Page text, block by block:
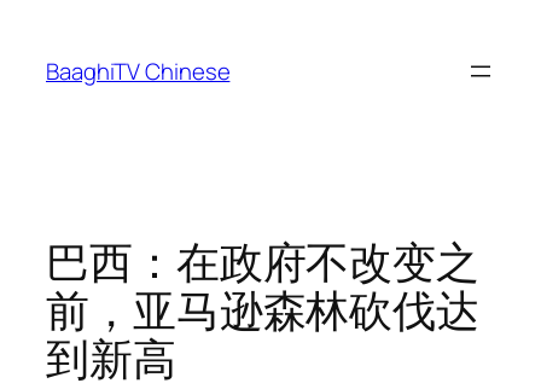
content
BaaghiTV Chinese
巴西：在政府不改变之
前，亚马逊森林砍伐达
到新高